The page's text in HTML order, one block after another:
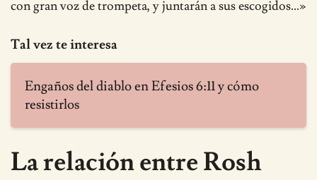
con gran voz de trompeta, y juntarán a sus escogidos…»
Tal vez te interesa
Engaños del diablo en Efesios 6:11 y cómo
resistirlos
La relación entre Rosh